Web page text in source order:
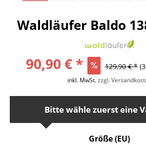
Waldläufer Baldo
90,90 € * 129,90 € *
inkl. MwSt.zzgl.
Bitte wähle zuerst eine
Größe (EU)